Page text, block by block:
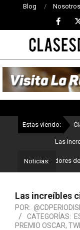
Blog Nosotros
CLASES
DE
Estas viendo:
Las
Noticias:
son los ganadores del
Las increíbles
POR:
CATEGORÍAS:
PREMIO OSCAR,